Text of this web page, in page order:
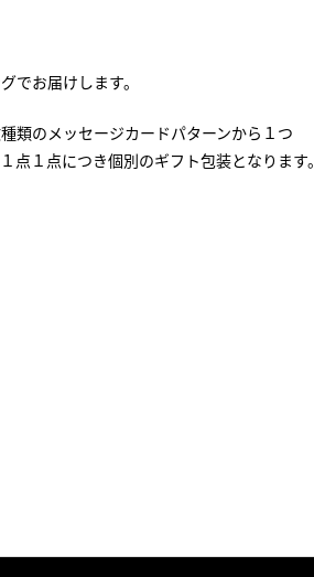
でお届けします。
類のメッセージカードパターンから１つ
点１点につき個別のギフト包装となります。